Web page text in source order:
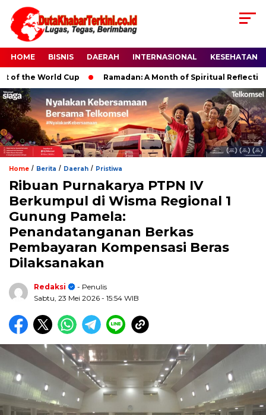
HOME BISNIS DAERAH INTERNASIONAL KESEHATAN
Cup Ramadan: A Month of Spiritual Reflection,
Home / Berita / Daerah / Pristiwa
Ribuan Purnakarya PTPN IV
Berkumpul di Wisma Regional 1
Gunung Pamela:
Penandatanganan Berkas
Pembayaran Kompensasi Beras
Dilaksanakan
Redaksi
- Penulis
Sabtu, 23 Mei 2026 - 15:54 WIB